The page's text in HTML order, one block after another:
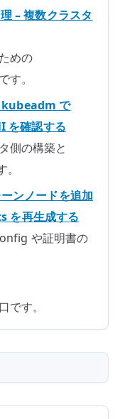
– 複数クラスタ
めの
。
kubeadm で
確認する
側の構築と
ンノードを追加
を再生成する
や証明書の
す。